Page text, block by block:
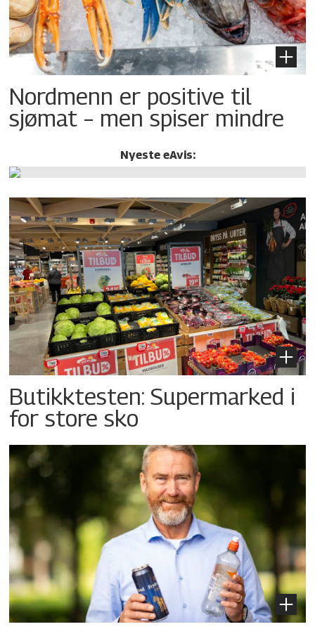
Nordmenn er positive til
sjømat – men spiser mindre
Nyeste eAvis:
Butikktesten: Supermarked i
for store sko